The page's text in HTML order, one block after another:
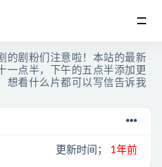
的剧粉们注意啦！本站的最新
一点半，下午的五点半添加更
想看什么片都可以写信告诉我
更新时间； 1年前